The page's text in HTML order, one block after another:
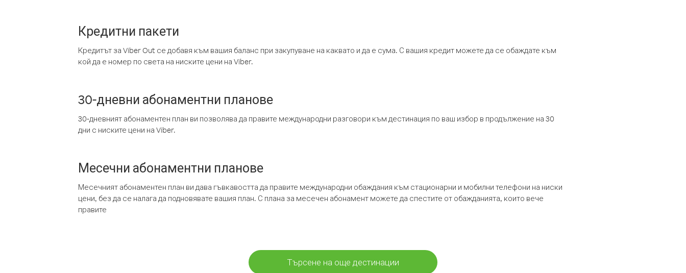
Кредитни пакети
Кредитът за Viber Out се добавя към вашия баланс при закупуване на каквато и да е сума. С вашия кредит можете да се обаждате към
кой да е номер по света на ниските цени на Viber.
30-дневни абонаментни планове
30-дневният абонаментен план ви позволява да правите международни разговори към дестинация по ваш избор в продължение на 30
дни с ниските цени на Viber.
Месечни абонаментни планове
Месечният абонаментен план ви дава гъвкавостта да правите международни обаждания към стационарни и мобилни телефони на ниски
цени, без да се налага да подновявате вашия план. С плана за месечен абонамент можете да спестите от обажданията, които вече
правите
Търсене на още дестинации